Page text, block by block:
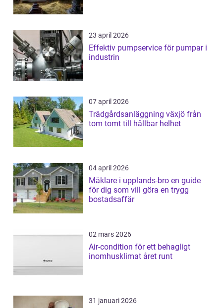
23 april 2026
Effektiv pumpservice för pumpar i
industrin
07 april 2026
Trädgårdsanläggning växjö från
tom tomt till hållbar helhet
04 april 2026
Mäklare i upplands-bro en guide
för dig som vill göra en trygg
bostadsaffär
02 mars 2026
Air-condition för ett behagligt
inomhusklimat året runt
31 januari 2026